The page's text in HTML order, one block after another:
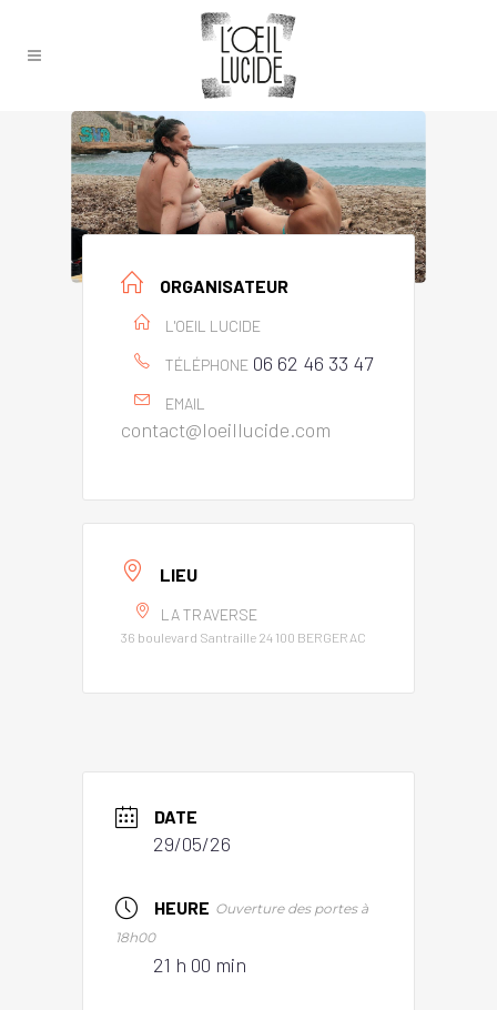
ORGANISATEUR
L'OEIL LUCIDE
TÉLÉPHONE 06 62 46 33 47
EMAIL
contact@loeillucide.com
LIEU
LA TRAVERSE
36 boulevard Santraille 24 100 BERGERAC
DATE
29/05/26
HEURE Ouverture des portes à
18h00
21 h 00 min